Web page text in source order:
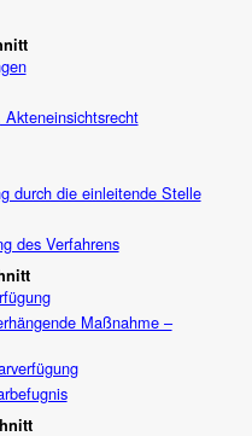
durch die einleitende Stelle
des Verfahrens
Maßnahme –